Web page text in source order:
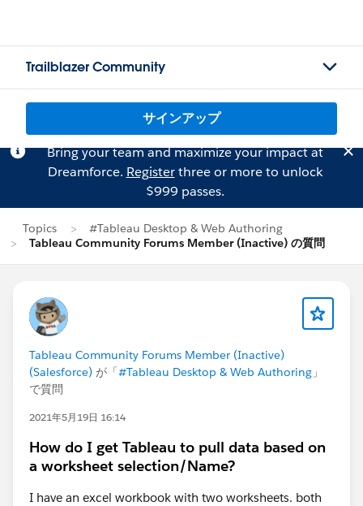
Trailblazer Community
サインアップ
Bring your team and maximize your impact at
Dreamforce. Registerthree or more to unlock
$999 passes.
Topics
#Tableau Desktop & Web Authoring
Tableau Community Forums Member (Inactive) の質問
Tableau Community Forums Member (Inactive)
(Salesforce) が「#Tableau Desktop & Web Authoring 」
で質問
2021年5月19日 16:14
How do I get Tableau to pull data based on
a worksheet selection/Name?
I have an excel workbook with two worksheets. both